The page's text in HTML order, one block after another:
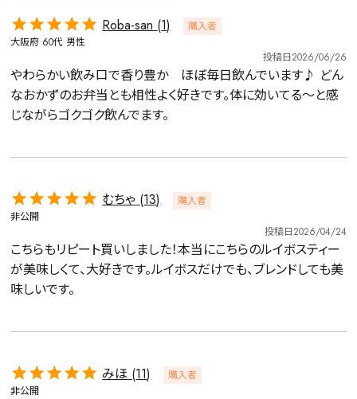
Roba-san 1
購入者
大阪府 60代 男性
投稿日2026/06/26
やわらかい飲み口で香り豊か　ほぼ毎日飲んでいます♪ どん
なおかずのお弁当とも相性よく好きです。体に効いてる〜と感
じながらゴクゴク飲んでます。
むちゃ 13
購入者
非公開
投稿日2026/04/24
こちらもリピート買いしました！本当にこちらのルイボスティー
が美味しくて、大好きです。ルイボスだけでも、ブレンドしても美
味しいです。
みほ 11
購入者
非公開